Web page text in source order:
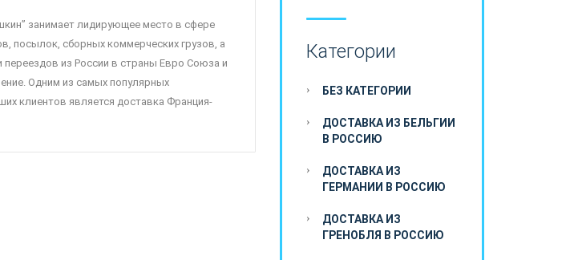
занимает лидирующее место в сфере
посылок, сборных коммерческих грузов, а
переездов из России в страны Евро Союза и
Одним из самых популярных
клиентов является доставка Франция-
Категории
БЕЗ КАТЕГОРИИ
ДОСТАВКА ИЗ БЕЛЬГИИ
В РОССИЮ
ДОСТАВКА ИЗ
ГЕРМАНИИ В РОССИЮ
ДОСТАВКА ИЗ
ГРЕНОБЛЯ В РОССИЮ